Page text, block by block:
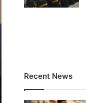
Recent News